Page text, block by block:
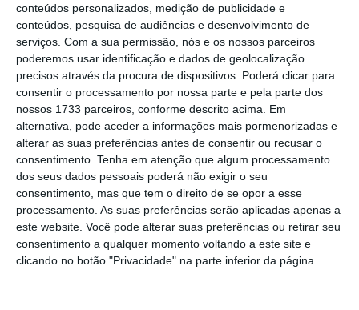
conteúdos personalizados, medição de publicidade e
conteúdos, pesquisa de audiências e desenvolvimento de
serviços. Com a sua permissão, nós e os nossos parceiros
poderemos usar identificação e dados de geolocalização
precisos através da procura de dispositivos. Poderá clicar para
consentir o processamento por nossa parte e pela parte dos
nossos 1733 parceiros, conforme descrito acima. Em
alternativa, pode aceder a informações mais pormenorizadas e
alterar as suas preferências antes de consentir ou recusar o
consentimento. Tenha em atenção que algum processamento
dos seus dados pessoais poderá não exigir o seu
consentimento, mas que tem o direito de se opor a esse
processamento. As suas preferências serão aplicadas apenas a
este website. Você pode alterar suas preferências ou retirar seu
consentimento a qualquer momento voltando a este site e
clicando no botão "Privacidade" na parte inferior da página.
O aumento das rendas levou a que a
habitação passasse a ser um problema de
cada vez mais pessoas, nomeadamente
professores e médicos, que agora recorrem à
associação “para pedir ajuda ou apenas
desabafar”.
Osativistas, juristas e advogados da
associação têm ouvido muitos relatos de
professores desesperados.Vasco Barata diz
que o problema não é de agora e que é cada
vez mais usual ver docentes a dividir casa e